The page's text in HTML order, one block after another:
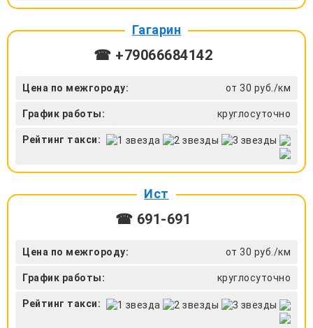
Гагарин
☎ +79066684142
Цена по межгороду: от 30 руб./км
График работы: круглосуточно
Рейтинг такси:
Ист
☎ 691-691
Цена по межгороду: от 30 руб./км
График работы: круглосуточно
Рейтинг такси: